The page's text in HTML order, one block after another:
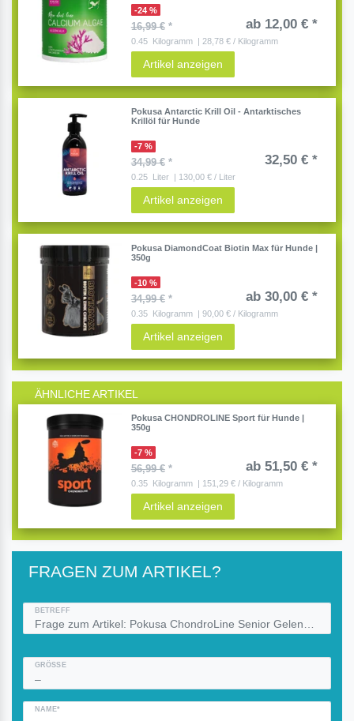
-24 %
16,99 €* ab 12,00 € *
0.45 Kilogramm | 28,78 € / Kilogramm
Artikel anzeigen
Pokusa Antarctic Krill Oil - Antarktisches
Krillöl für Hunde
-7 %
34,99 €* 32,50 € *
0.25 Liter | 130,00 € / Liter
Artikel anzeigen
Pokusa DiamondCoat Biotin Max für Hunde |
350g
-10 %
34,99 €* ab 30,00 € *
0.35 Kilogramm | 90,00 € / Kilogramm
Artikel anzeigen
ÄHNLICHE ARTIKEL
Pokusa CHONDROLINE Sport für Hunde |
350g
-7 %
56,99 €* ab 51,50 € *
0.35 Kilogramm | 151,29 € / Kilogramm
Artikel anzeigen
FRAGEN ZUM ARTIKEL?
BETREFF
GRÖSSE
NAME*